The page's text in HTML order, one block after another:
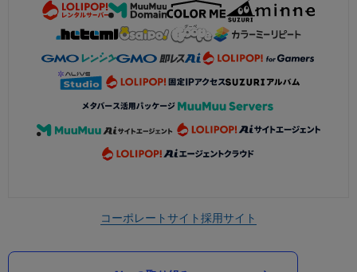
コーポレートサイト採用サイト